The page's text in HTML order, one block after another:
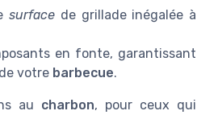
surface de grillade inégalée à
en fonte, garantissant
votre barbecue.
au charbon, pour ceux qui